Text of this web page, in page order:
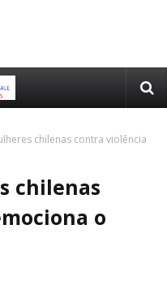
chilenas contra violência
chilenas
o